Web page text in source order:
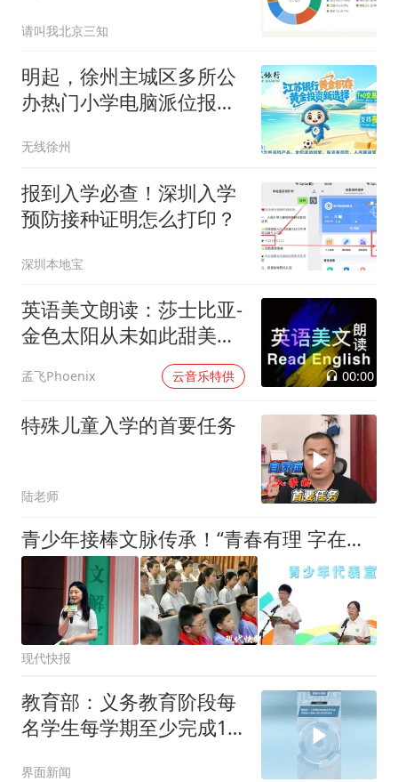
请叫我北京三知
明起，徐州主城区多所公
办热门小学电脑派位报名
无线徐州
报到入学必查！深圳入学
预防接种证明怎么打印？
深圳本地宝
英语美文朗读：莎士比亚-
金色太阳从未如此甜美吻
孟飞Phoenix 云音乐特供 00:00
特殊儿童入学的首要任务
陆老师
青少年接棒文脉传承！“青春有理 字在其中”网络大思政课启动
现代快报
教育部：义务教育阶段每
名学生每学期至少完成1
界面新闻